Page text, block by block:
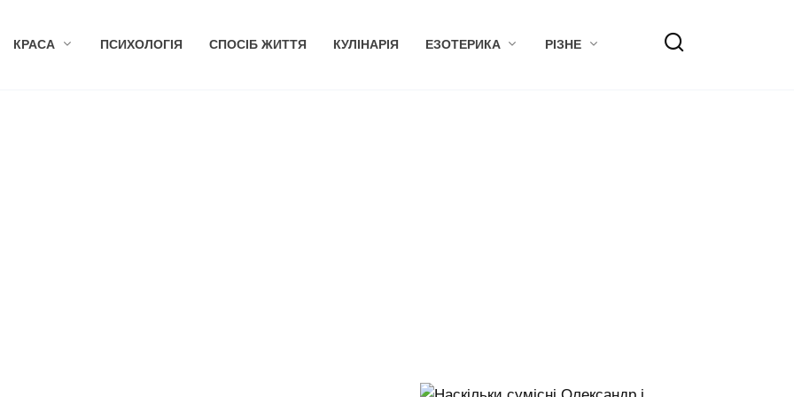
КРАСА ПСИХОЛОГІЯ СПОСІБ ЖИТТЯ КУЛІНАРІЯ ЕЗОТЕРИКА РІЗНЕ